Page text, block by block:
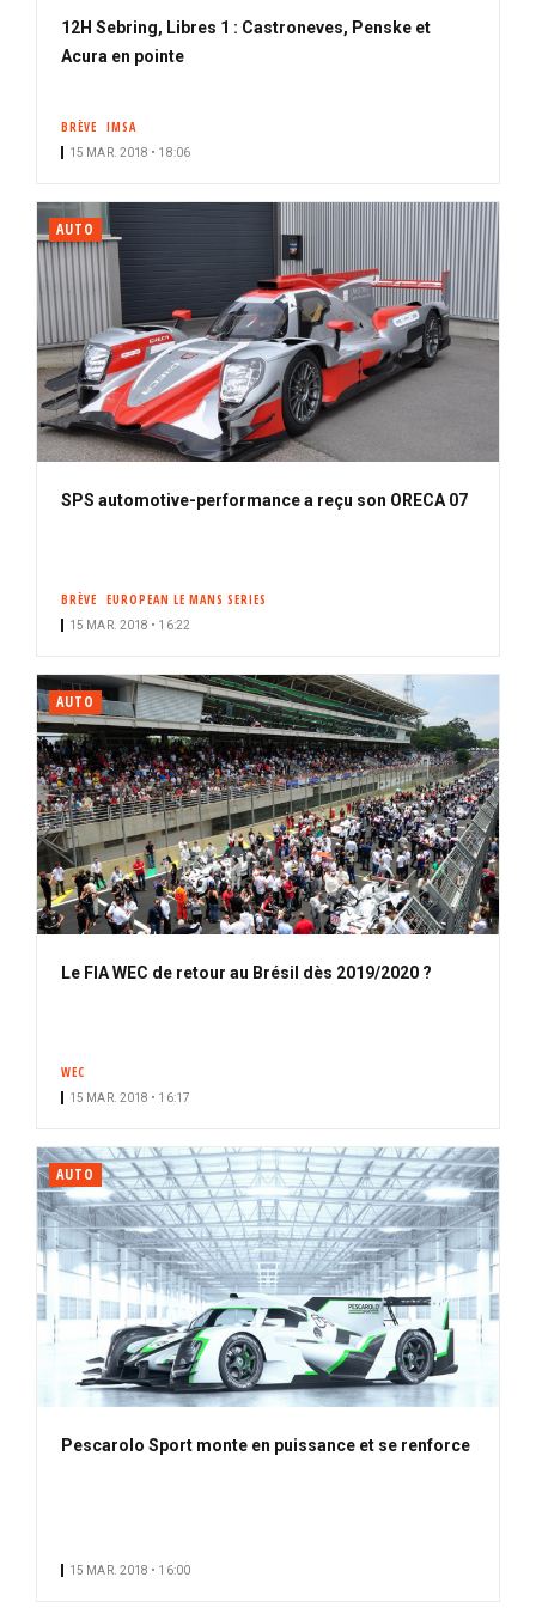
12H Sebring, Libres 1 : Castroneves, Penske et
Acura en pointe
BRÈVE IMSA
15 MAR. 2018 • 18:06
AUTO
SPS automotive-performance a reçu son ORECA 07
BRÈVE EUROPEAN LE MANS SERIES
15 MAR. 2018 • 16:22
AUTO
Le FIA WEC de retour au Brésil dès 2019/2020 ?
WEC
15 MAR. 2018 • 16:17
AUTO
Pescarolo Sport monte en puissance et se renforce
15 MAR. 2018 • 16:00